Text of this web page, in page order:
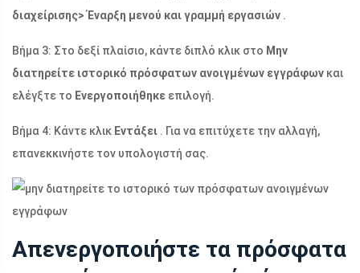
διαχείρισης> Έναρξη μενού και γραμμή εργασιών .
Βήμα 3: Στο δεξί πλαίσιο, κάντε διπλό κλικ στο Μην
διατηρείτε ιστορικό πρόσφατων ανοιγμένων εγγράφων και
ελέγξτε το Ενεργοποιήθηκε επιλογή.
Βήμα 4: Κάντε κλικ Εντάξει . Για να επιτύχετε την αλλαγή,
επανεκκινήστε τον υπολογιστή σας.
Απενεργοποιήστε τα πρόσφατα